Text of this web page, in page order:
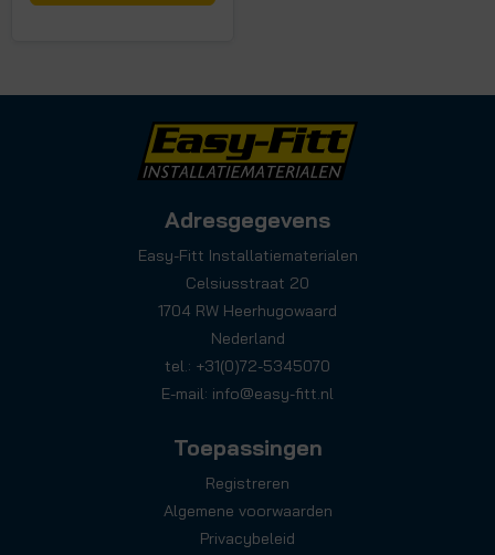
Adresgegevens
Easy-Fitt Installatiematerialen
Celsiusstraat 20
1704 RW Heerhugowaard
Nederland
tel.: +31(0)72-5345070
E-mail: info@easy-fitt.nl
Toepassingen
Registreren
Algemene voorwaarden
Privacybeleid